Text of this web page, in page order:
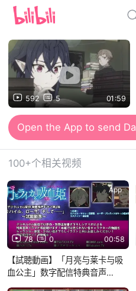
592 5 01:59
100+个相关视频
78 0 00:58
App
【試聴動画】「月亮与莱卡与吸
血公主」数字配信特典音声